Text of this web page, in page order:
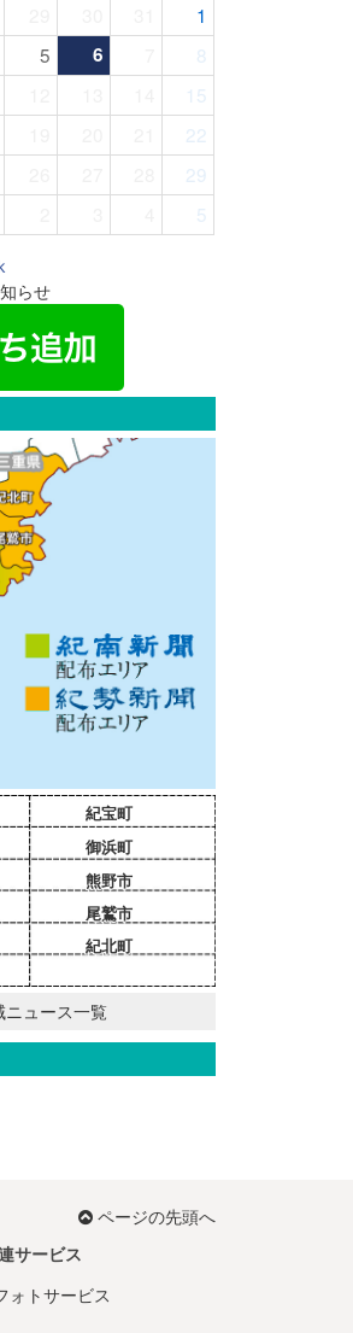
1
5 6
8
15
22
29
5
らせ
紀宝町
御浜町
熊野市
尾鷲市
紀北町
ニュース一覧
ページの先頭へ
サービス
ォトサービス